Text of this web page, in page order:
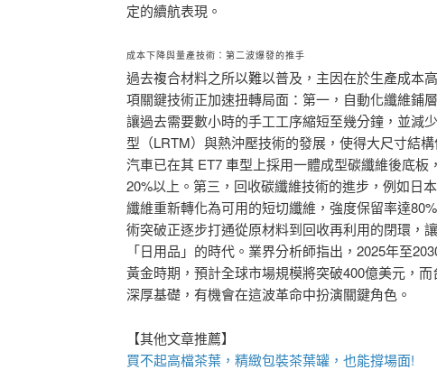
定的續航表現。
成本下降與量產技術：第二波爆發的推手
過去複合材料之所以難以普及，主因在於生產成本
項關鍵技術正加速扭轉局面：第一，自動化纖維鋪
讓過去需要數小時的手工工序縮短至幾分鐘，並減
型（LRTM）與熱沖壓技術的發展，使得大尺寸結
汽車已在其 ET7 車型上採用一體成型碳纖維後底
20%以上。第三，回收碳纖維技術的進步，例如日
纖維重新轉化為可用的短切纖維，強度保留率達
術突破正逐步打通從原材料到回收再利用的閉環，
「日用品」的時代。業界分析師指出，2025年至
黃金時期，預計全球市場規模將突破400億美元，
深厚基礎，有機會在這波革命中扮演關鍵角色。
【其他文章推薦】
買不起高檔茶葉，精緻包裝茶葉罐，也能撐場面!